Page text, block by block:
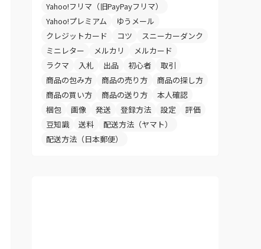
Yahoo!フリマ（旧PayPayフリマ）
Yahoo!プレミアム
ゆうメール
クレジットカード
コツ
スニーカーダンク
ミニレター
メルカリ
メルカード
ラクマ
入札 出品 初心者
取引
商品の包み方
商品の売り方
商品の探し方
商品の買い方
商品の送り方
本人確認
梱包
画像 発送 登録方法 設定
評価
豆知識
送料
配送方法（ヤマト）
配送方法（日本郵便）